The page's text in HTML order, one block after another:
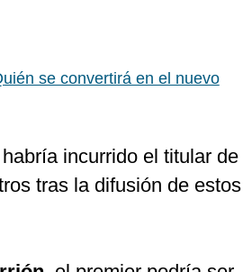
se convertirá en el nuevo
incurrido el titular de
tras la difusión de estos